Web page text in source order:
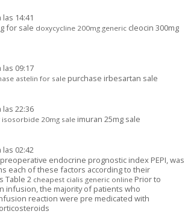
14:41
for sale doxycycline 200mg generic cleocin 300mg
09:17
astelin for sale purchase irbesartan sale
22:36
isosorbide 20mg sale imuran 25mg sale
02:42
endocrine prognostic index PEPI, was
each of these factors according to their
Table 2 cheapest cialis generic online Prior to
infusion, the majority of patients who
reaction were pre medicated with